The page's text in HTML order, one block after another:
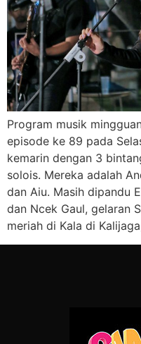
Program musik
episode ke 89 pada
kemarin dengan 3
solois. Mereka adalah
dan Aiu. Masih dipandu
dan Ncek Gaul, gelaran
meriah di Kala di